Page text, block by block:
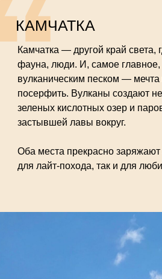
КАМЧАТКА
Камчатка — другой край
фауна, люди. И, самое главное,
вулканическим песком — мечта
посерфить. Вулканы создают
зеленых кислотных озер и
застывшей лавы вокруг.
Оба места прекрасно
для лайт-похода, так и для